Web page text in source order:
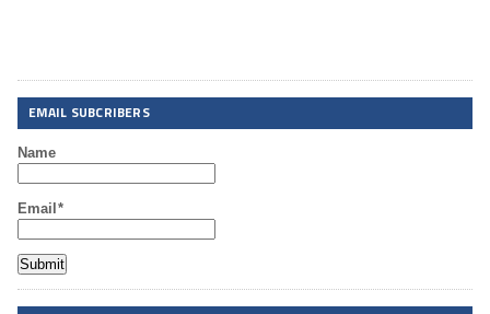
EMAIL SUBCRIBERS
Name
Email*